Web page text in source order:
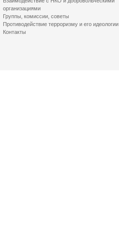
организациями
Группы, комиссии, советы
Противодействие терроризму и его идеологии
Контакты